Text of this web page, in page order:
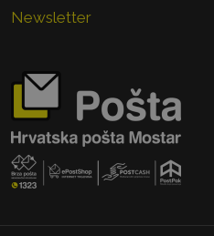
Newsletter